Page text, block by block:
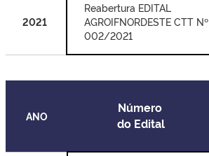
2021
Reabertura EDITAL
AGROIFNORDESTE CTT Nº
002/2021
ANO
Número
do Edital